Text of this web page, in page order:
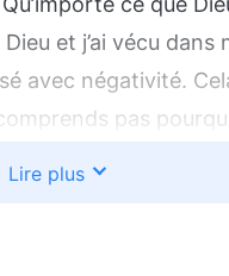
et j’ai vécu
avec négativité.
pas
Lire plus